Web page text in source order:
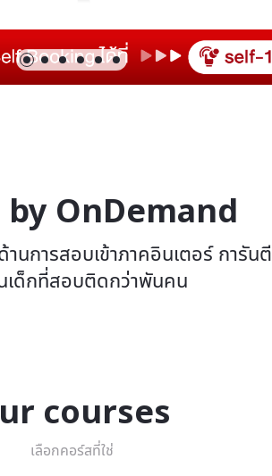
OnDemand
านการสอบเข้าภาคอินเตอร์ การัน
เด็กที่สอบติดกว่าพันคน
courses
เลือกคอร์สที่ใช่